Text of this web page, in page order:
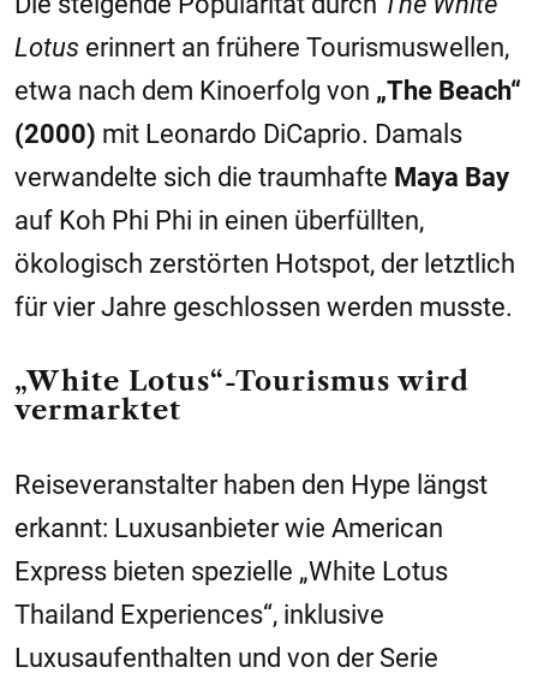
Lotus erinnert an frühere Tourismuswellen,
etwa nach dem Kinoerfolg von „The Beach“
(2000) mit Leonardo DiCaprio. Damals
verwandelte sich die traumhafte Maya Bay
auf Koh Phi Phi in einen überfüllten,
ökologisch zerstörten Hotspot, der letztlich
für vier Jahre geschlossen werden musste.
„White Lotus“-Tourismus wird
vermarktet
Reiseveranstalter haben den Hype längst
erkannt: Luxusanbieter wie American
Express bieten spezielle „White Lotus
Thailand Experiences“, inklusive
Luxusaufenthalten und von der Serie